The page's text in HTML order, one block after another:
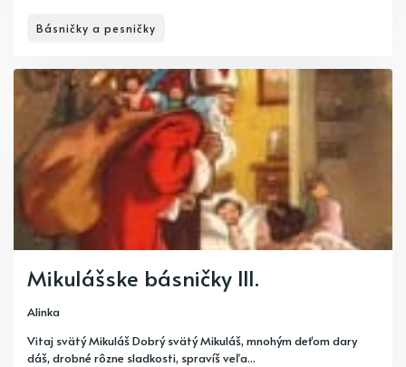
Básničky a pesničky
Mikulášske básničky III.
Alinka
Vitaj svätý Mikuláš Dobrý svätý Mikuláš, mnohým deťom dary
dáš, drobné rôzne sladkosti, spravíš veľa...